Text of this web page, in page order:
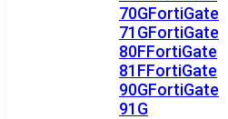
70GFortiGate
71GFortiGate
80FFortiGate
81FFortiGate
90GFortiGate
91G